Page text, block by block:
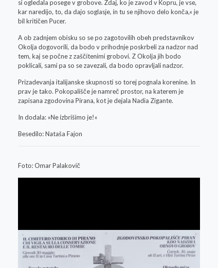
si ogledala posege v grobove. Zdaj, ko je zavod v Kopru, je vse,
kar naredijo, to, da dajo soglasje, in tu se njihovo delo konča,« je
bil kritičen Pucer.
A ob zadnjem obisku so se po zagotovilih obeh predstavnikov
Okolja dogovorili, da bodo v prihodnje poskrbeli za nadzor nad
tem, kaj se počne z zaščitenimi grobovi. Z Okolja jih bodo
poklicali, sami pa so se zavezali, da bodo opravljali nadzor.
Prizadevanja italijanske skupnosti so torej pognala korenine. In
prav je tako. Pokopališče je namreč prostor, na katerem je
zapisana zgodovina Pirana, kot je dejala Nadia Zigante.
In dodala: »Ne izbrišimo je!«
Besedilo: Nataša Fajon
Foto: Omar Palakovič